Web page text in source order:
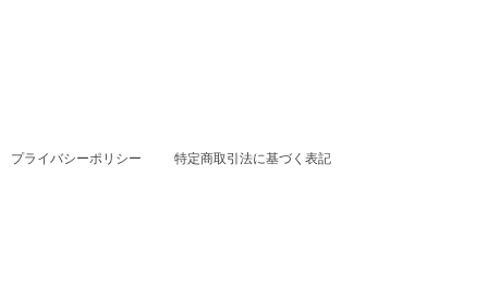
プライバシーポリシー 特定商取引法に基づく表記